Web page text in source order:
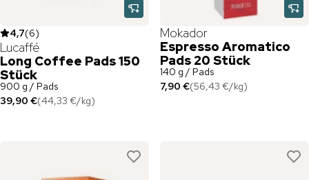
4,7(6)
Lucaffé
Long Coffee Pads 150
Stück
900 g / Pads
39,90 €(44,33 €/kg)
Mokador
Espresso Aromatico
Pads 20 Stück
140 g / Pads
7,90 €(56,43 €/kg)